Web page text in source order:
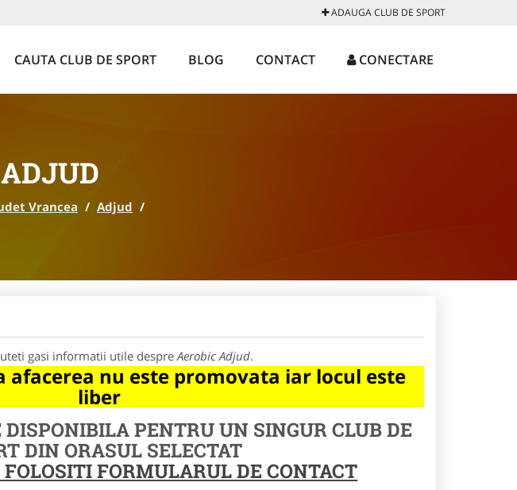
ADAUGA CLUB DE SPORT
CAUTA CLUB DE SPORT BLOG CONTACT CONECTARE
Vrancea / Adjud /
gasi informatii utile despreAerobic Adjud.
afacerea nu este promovata iar locul este
liber
DISPONIBILA PENTRU UN SINGUR CLUB DE
DIN ORASUL SELECTAT
FORMULARUL DE CONTACT